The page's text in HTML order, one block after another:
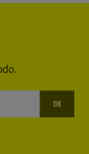
OK